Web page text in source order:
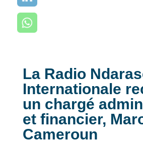
La Radio
Internationale
un chargé
et financier,
Cameroun